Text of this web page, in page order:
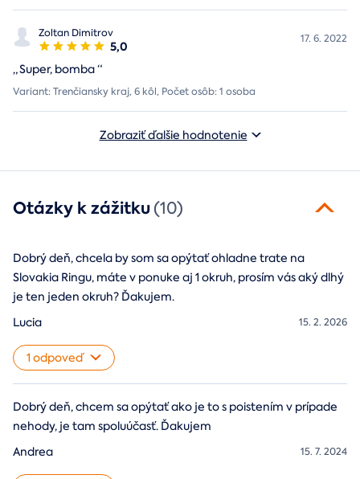
Zoltan Dimitrov
5,0 17. 6. 2022
„Super, bomba“
Variant: Trenčiansky kraj, 6 kôl, Počet osôb: 1 osoba
Zobraziť ďalšie hodnotenie
Otázky k zážitku(10)
Dobrý deň, chcela by som sa opýtať ohladne trate na
Slovakia Ringu, máte v ponuke aj 1 okruh, prosím vás aký dlhý
je ten jeden okruh? Ďakujem.
15. 2. 2026
Lucia
1 odpoveď
Dobrý deň, chcem sa opýtať ako je to s poistením v prípade
nehody, je tam spoluúčasť. Ďakujem
15. 7. 2024
Andrea